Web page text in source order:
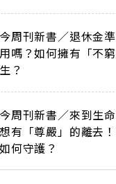
今周刊新書／退休金
用嗎？如何擁有「不
生？
今周刊新書／來到生
想有「尊嚴」的離去
如何守護？